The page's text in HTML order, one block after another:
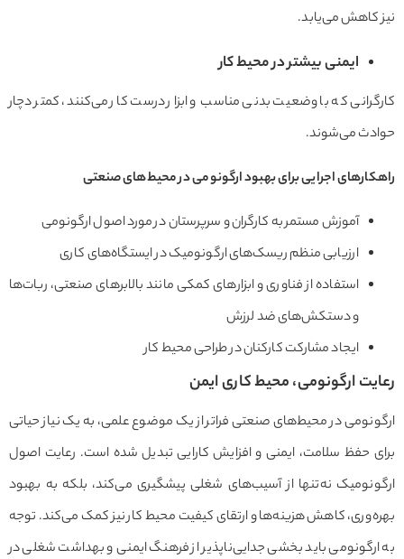
کاهش می‌یابد.
ایمنی بیشتر در محیط کار
که با وضعیت بدنی مناسب و ابزار درست کار می‌کنند، کمتر دچار
می‌شوند.
اجرایی برای بهبود ارگونومی در محیط‌های صنعتی
آموزش مستمر به کارگران و سرپرستان در مورد اصول ارگونومی
ارزیابی منظم ریسک‌های ارگونومیک در ایستگاه‌های کاری
استفاده از فناوری و ابزارهای کمکی مانند بالابرهای صنعتی، ربات‌ها
و دستکش‌های ضد لرزش
ایجاد مشارکت کارکنان در طراحی محیط کار
ارگونومی، محیط کاری ایمن
در محیط‌های صنعتی فراتر از یک موضوع علمی، به یک نیاز حیاتی
حفظ سلامت، ایمنی و افزایش کارایی تبدیل شده است. رعایت اصول
نه‌تنها از آسیب‌های شغلی پیشگیری می‌کند، بلکه به بهبود
کاهش هزینه‌ها و ارتقای کیفیت محیط کار نیز کمک می‌کند. توجه
باید بخشی جدایی‌ناپذیر از فرهنگ ایمنی و بهداشت شغلی در